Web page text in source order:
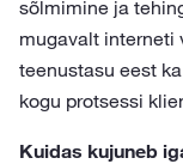
sõlmimine ja
mugavalt interneti
teenustasu eest
kogu protsessi
Kuidas kujuneb